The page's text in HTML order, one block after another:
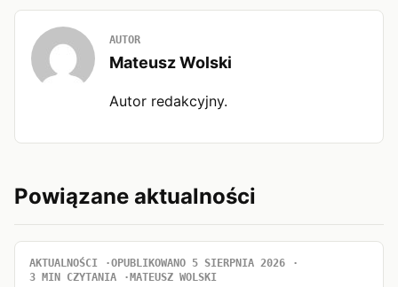
AUTOR
Mateusz Wolski
Autor redakcyjny.
Powiązane aktualności
AKTUALNOŚCI
OPUBLIKOWANO 5 SIERPNIA 2026
3 MIN CZYTANIA
MATEUSZ WOLSKI